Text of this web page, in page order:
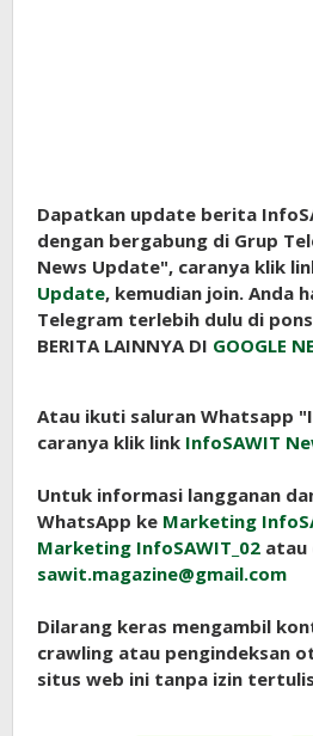
Dapatkan update berita
dengan bergabung di Grup
News Update", caranya klik
Update, kemudian join. Anda
Telegram terlebih dulu di
BERITA LAINNYA DI GOOGLE
Atau ikuti saluran Whatsapp
caranya klik link InfoSAWIT
Untuk informasi langganan
WhatsApp ke Marketing
Marketing InfoSAWIT_02 atau
sawit.magazine@gmail.com
Dilarang keras mengambil
crawling atau pengindeksan
situs web ini tanpa izin